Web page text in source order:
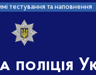
тестування та наповнення
поліція